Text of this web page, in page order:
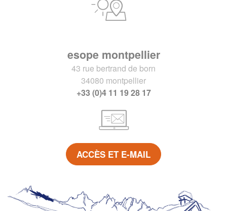
esope montpellier
43 rue bertrand de born
34080 montpellier
+33 (0)4 11 19 28 17
ACCÈS ET E-MAIL